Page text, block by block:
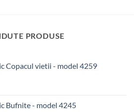
PRODUSE
Copacul vietii - model 4259
Bufnite - model 4245